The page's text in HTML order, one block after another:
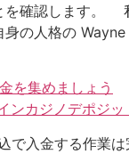
確認します。
の人格の
を集めましょう
ンカジノデポジッ
で入金する作業